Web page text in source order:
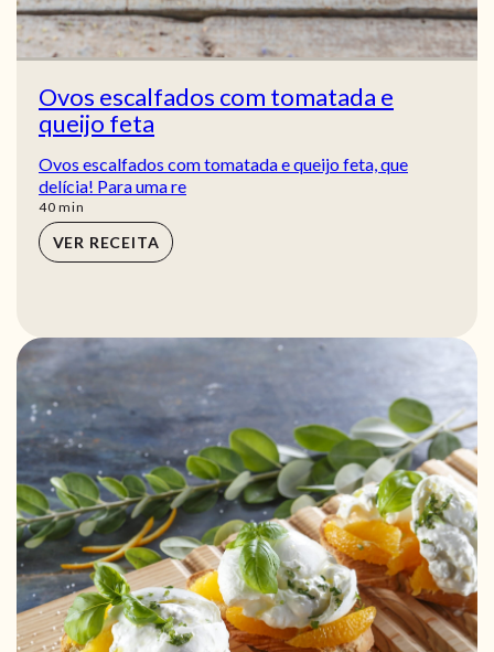
Ovos escalfados com tomatada e
queijo feta
Ovos escalfados com tomatada e queijo feta, que
delícia! Para uma re
40min
min
VER RECEITA